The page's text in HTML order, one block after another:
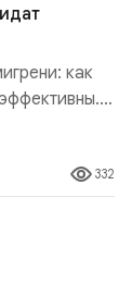
как
—
быстрее
быстро, но
332